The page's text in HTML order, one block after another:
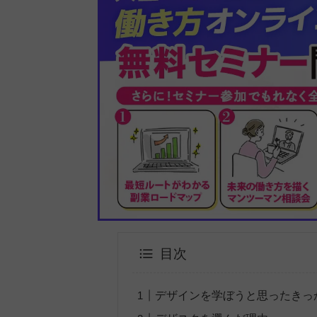
目次
デザインを学ぼうと思ったきっ